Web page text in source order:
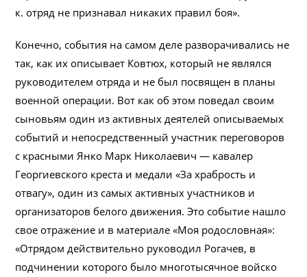
к. отряд не признавал никаких правил боя».
Конечно, события на самом деле разворачивались не
так, как их описывает Ковтюх, который не являлся
руководителем отряда и не был посвящен в планы
военной операции. Вот как об этом поведал своим
сыновьям один из активных деятелей описываемых
событий и непосредственный участник переговоров
с красными Янко Марк Николаевич — кавалер
Георгиевского креста и медали «За храбрость и
отвагу», один из самых активных участников и
организаторов белого движения. Это событие нашло
свое отражение и в материале «Моя родословная»:
«Отрядом действительно руководил Рогачев, в
подчинении которого было многотысячное войско